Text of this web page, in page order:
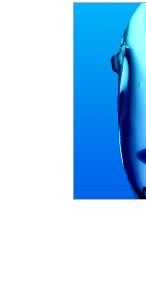
Votre communauté